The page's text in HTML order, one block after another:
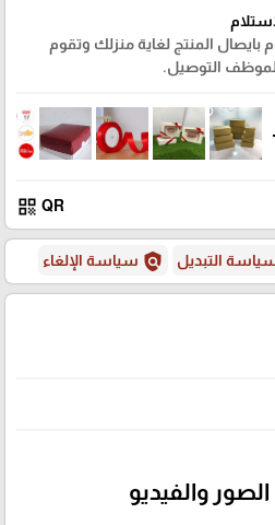
بايصال المنتج لغاية منزلك وتقوم
التوصيل.
QR
qr_code
التبديل policy سياسة الإلغاء
والفيديو